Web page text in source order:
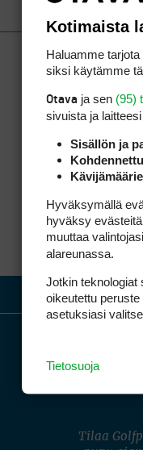
Tilaa
Kotimaista
Haluamme
siksi käytämme
Otava ja sen (95)
sivuista ja
Sisällön ja
Hyväksymällä
hyväksy
muuttaa
alareunassa.
Jotkin teknologiat
oikeutettu
asetuksiasi
Tietosuoja